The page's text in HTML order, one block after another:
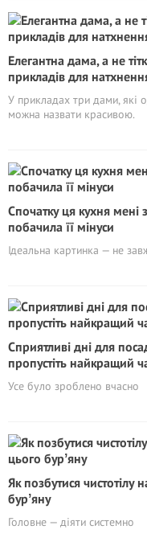
Елегантна дама, а не
прикладів для
У прикладах три дами, які
можна назвати красивою.
Спочатку ця кухня мені
побачила її мінуси
Ідеальна картинка — не
Сприятливі дні для
пропустіть найкращий
Усе було зроблено вчасно
Як позбутися чистотілу
бурʼяну
Головне — діяти системно